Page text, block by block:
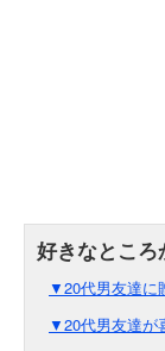
▼20代男友達に
▼20代男友達が